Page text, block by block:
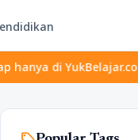
Mulai